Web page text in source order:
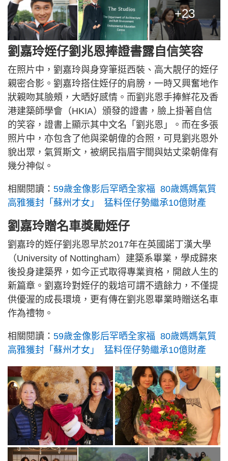
+23
劉嘉玲姪仔劉兆恩捧證書露自信笑容
在照片中，劉嘉玲與身穿筆挺西裝、高大靚仔的姪仔
親密合影。劉嘉玲搭住姪仔的肩膀，一時又興奮地作
狀親吻其臉頰，大晒好感情。而劉兆恩手捧鮮花及香
港建築師學會（HKIA）頒發的證書，臉上掛著自信
的笑容，證書上顯示其中文名「劉兆恩」。而在多張
照片中，亦包含了他與梁朝偉的合照，可見劉兆恩外
貌出眾，氣質斯文，被網民指眉宇間與姑丈梁朝偉有
幾分神似。
相關閱讀： 59歲金像影后罕晒全家福 80歲媽媽氣質
高雅獲封「蘇州才女」 猛料侄仔勢繼承10億財產
劉嘉玲贈名車獎勵姪仔
劉嘉玲的姪仔劉兆恩早於2017年在英國諾丁漢大學
（University of Nottingham）建築系畢業，學成歸來
後投身建築界，如今正式取得專業資格，開啟人生的
新篇章。劉嘉玲對姪仔的栽培可謂不遺餘力，不僅提
供優渥的成長環境，更有傳在劉兆恩畢業時贈送名車
作為禮物。
相關閱讀： 59歲金像影后罕晒全家福 80歲媽媽氣質
高雅獲封「蘇州才女」 猛料侄仔勢繼承10億財產